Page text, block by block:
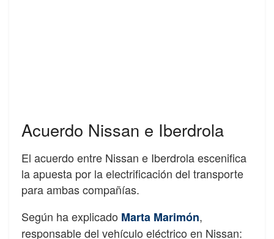
Acuerdo Nissan e Iberdrola
El acuerdo entre Nissan e Iberdrola escenifica
la apuesta por la electrificación del transporte
para ambas compañías.
Según ha explicado Marta Marimón,
responsable del vehículo eléctrico en Nissan: